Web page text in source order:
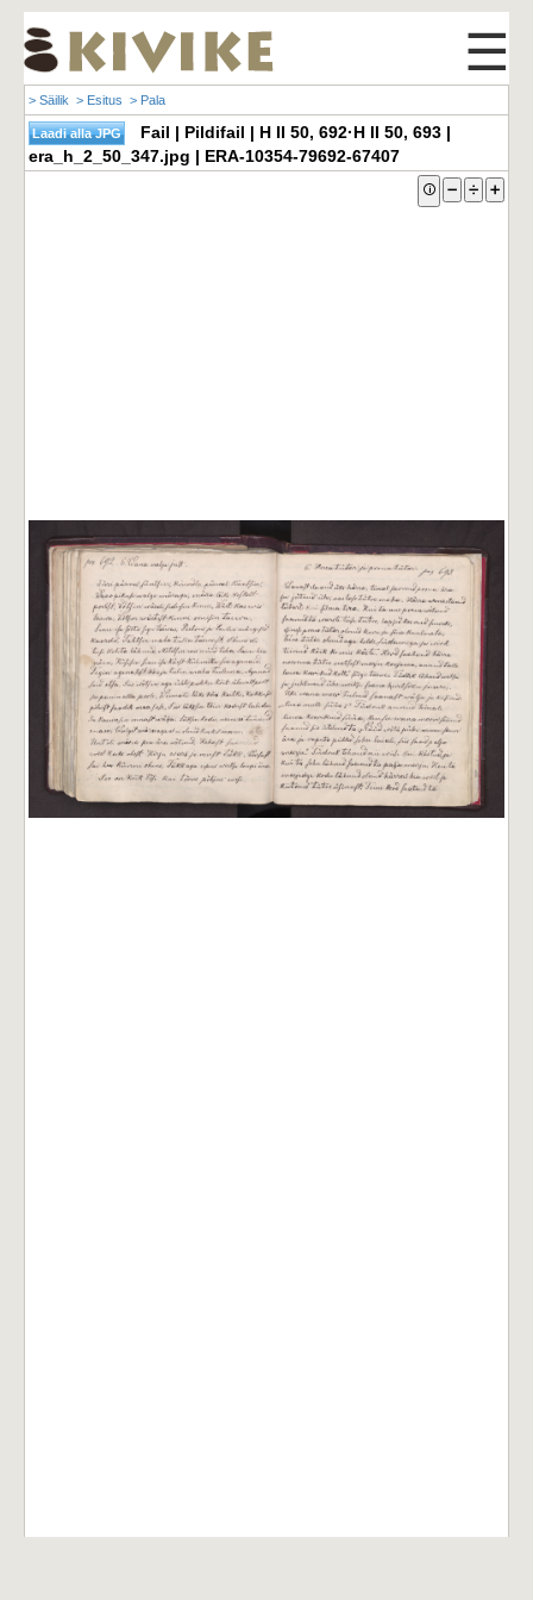
☰
> Säilik > Esitus > Pala
Fail | Pildifail | H II 50, 692·H II 50, 693 |
era_h_2_50_347.jpg | ERA-10354-79692-67407